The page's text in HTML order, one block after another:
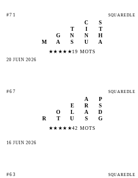
#71 SQUAREDLE
C
S
T
I
T
G
N N
H
M
A S U A
★★ ★★ ★19 MOTS
20 JUIN 2026
#67 SQUAREDLE
A
P
E
R
S
O
L A
D
R
T U S G
★★ ★★ ★42 MOTS
16 JUIN 2026
#63 SQUAREDLE